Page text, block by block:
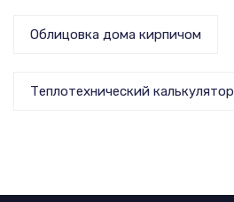
Облицовка дома кирпичом
Теплотехнический калькулятор